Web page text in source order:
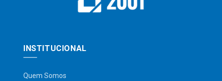
INSTITUCIONAL
Quem Somos